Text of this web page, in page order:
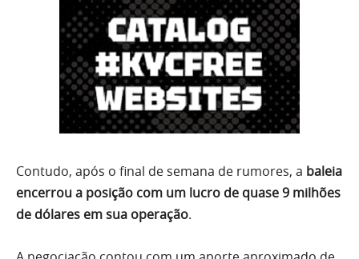
Contudo, após o final de semana de rumores, a baleia
encerrou a posição com um lucro de quase 9 milhões
de dólares em sua operação.